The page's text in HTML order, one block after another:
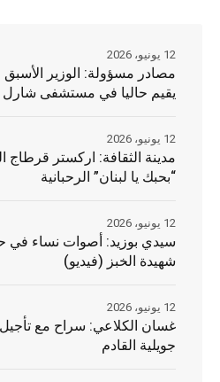
مصادر مسؤولة: الوزير
يقيم حاليا في مستشفى شارل
12 يونيو، 2026
مدينة الثقافة: اركستر
“بحبك يا لبنان” الرحبانية
12 يونيو، 2026
سيدي بوزيد: أصوات نساء في
شهيدة الخبز (فيديو)
12 يونيو، 2026
جويلية القادم
12 يونيو، 2026